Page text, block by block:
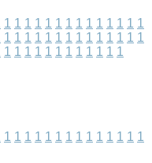
1 1 1 1 1 1 1 1 1 1 1 1 1 1
1 1 1 1 1 1 1 1 1 1 1 1 1 1
1 1 1 1 1 1 1 1 1 1 1 1
1 1 1 1 1 1 1 1 1 1 1 1 1 1